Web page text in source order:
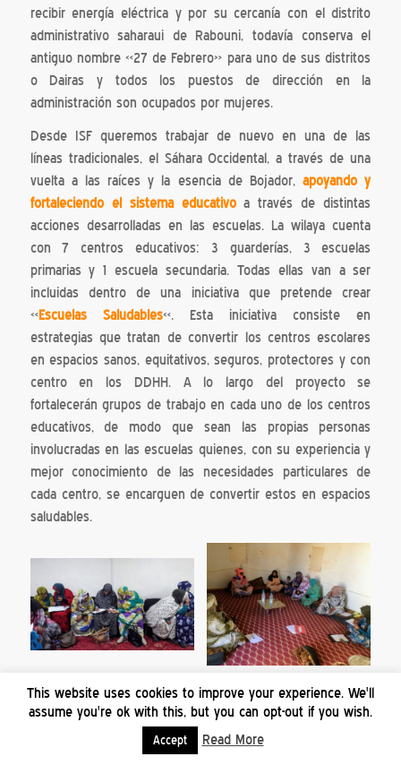
recibir energía eléctrica y por su cercanía con el distrito
administrativo saharaui de Rabouni, todavía conserva el
antiguo nombre «27 de Febrero» para uno de sus distritos
o Dairas y todos los puestos de dirección en la
administración son ocupados por mujeres.
Desde ISF queremos trabajar de nuevo en una de las
líneas tradicionales, el Sáhara Occidental, a través de una
vuelta a las raíces y la esencia de Bojador,apoyando y
fortaleciendo el sistema educativoa través de distintas
acciones desarrolladas en las escuelas. La wilaya cuenta
con 7 centros educativos: 3 guarderías, 3 escuelas
primarias y 1 escuela secundaria. Todas ellas van a ser
incluidas dentro de una iniciativa que pretende crear
«Escuelas Saludables«. Esta iniciativa consiste en
estrategias que tratan de convertir los centros escolares
en espacios sanos, equitativos, seguros, protectores y con
centro en los DDHH. A lo largo del proyecto se
fortalecerán grupos de trabajo en cada uno de los centros
educativos, de modo que sean las propias personas
involucradas en las escuelas quienes, con su experiencia y
mejor conocimiento de las necesidades particulares de
cada centro, se encarguen de convertir estos en espacios
saludables.
En colaboración con la Asociación de Amistad con el
de Sevilla, se ha iniciado el proyecto
mediante encuentros y reuniones con las personas
This website uses cookies to improve your experience. We'll
assume you're ok with this, but you can opt-out if you wish.
Accept Read More